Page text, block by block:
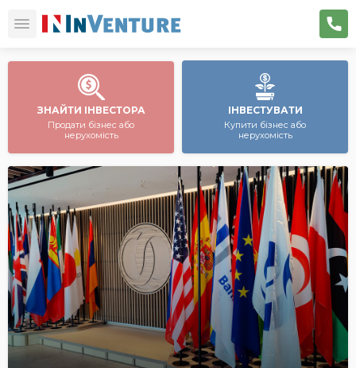
ЗНАЙТИ ІНВЕСТОРА
Продати бізнес або
нерухомість
ІНВЕСТУВАТИ
Купити бізнес або
нерухомість